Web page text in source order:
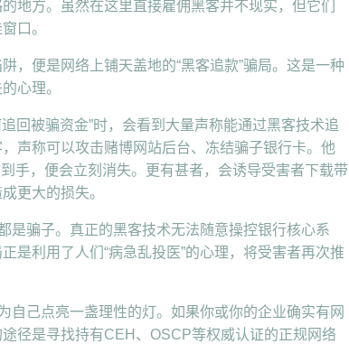
地方。虽然在这里直接雇佣黑客并不现实，但它们
口。
，便是网络上铺天盖地的“黑客追款”骗局。这是一种
心理。
回被骗资金”时，会看到大量声称能通过黑客技术追
声称可以攻击赌博网站后台、冻结骗子银行卡。他
到手，便会立刻消失。更有甚者，会诱导受害者下载带
更大的损失。
是骗子。真正的黑客技术无法随意操控银行核心系
是利用了人们“病急乱投医”的心理，将受害者再次推
自己点亮一盏理性的灯。如果你或你的企业确实有网
径是寻找持有CEH、OSCP等权威认证的正规网络